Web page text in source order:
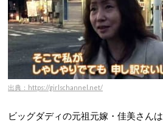
出典：https://girlschannel.net/
ビッグダディの元祖元嫁・佳美さん